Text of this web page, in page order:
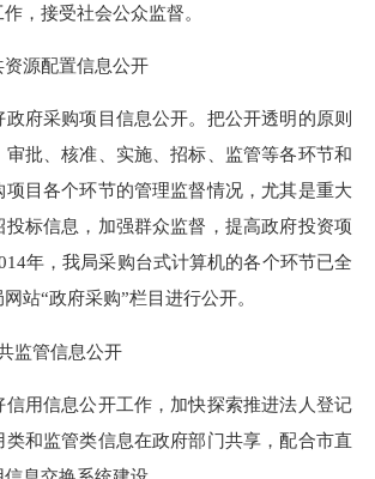
作，接受社会公众监督。
源配置信息公开
采购项目信息公开。把公开透明的原则
批、核准、实施、招标、监管等各环节和
目各个环节的管理监督情况，尤其是重大
标信息，加强群众监督，提高政府投资项
年，我局采购台式计算机的各个环节已全
站“政府采购”栏目进行公开。
监管信息公开
信息公开工作，加快探索推进法人登记
和监管类信息在政府部门共享，配合市直